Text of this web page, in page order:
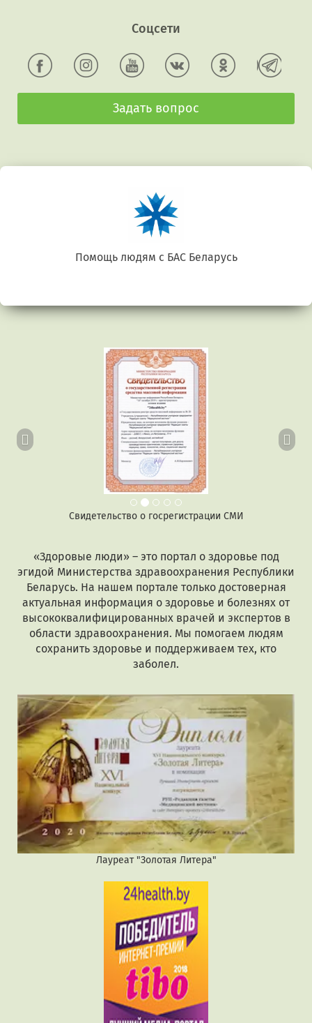
Соцсети
Задать вопрос
Помощь людям с БАС Беларусь
Свидетельство о госрегистрации СМИ
Предыдущий
«Здоровые люди» – это портал о здоровье под
эгидой Министерства здравоохранения Республики
Беларусь. На нашем портале только достоверная
актуальная информация о здоровье и болезнях от
высококвалифицированных врачей и экспертов в
области здравоохранения. Мы помогаем людям
сохранить здоровье и поддерживаем тех, кто
заболел.
Лауреат "Золотая Литера"